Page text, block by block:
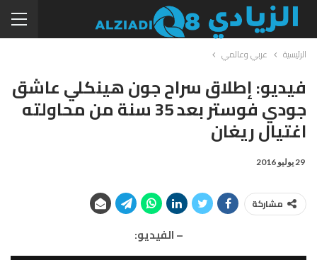
الرئيسية عربي وعالمي
فيديو: إطلاق سراح جون هينكلي عاشق
جودي فوستر بعد 35 سنة من محاولته
اغتيال ريغان
29 يوليو 2016
مشاركة
– الفيديو: